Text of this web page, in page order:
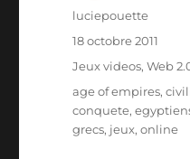
Auteur
luciepouette
Publié
18 octobre 2011
Catégories
Jeux videos,Web
Étiquettes
age of empires,
conquete,
grecs, jeux,online